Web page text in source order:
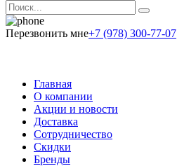
Перезвонить мне+7 (978) 300-77-07
Главная
О компании
Акции и новости
Доставка
Сотрудничество
Скидки
Бренды